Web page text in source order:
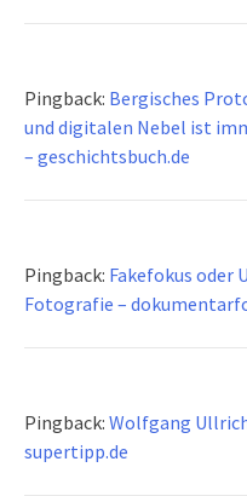
Pingback: Bergisches
und digitalen Nebel ist
– geschichtsbuch.de
Pingback: Fakefokus oder
Fotografie –
Pingback: Wolfgang
supertipp.de